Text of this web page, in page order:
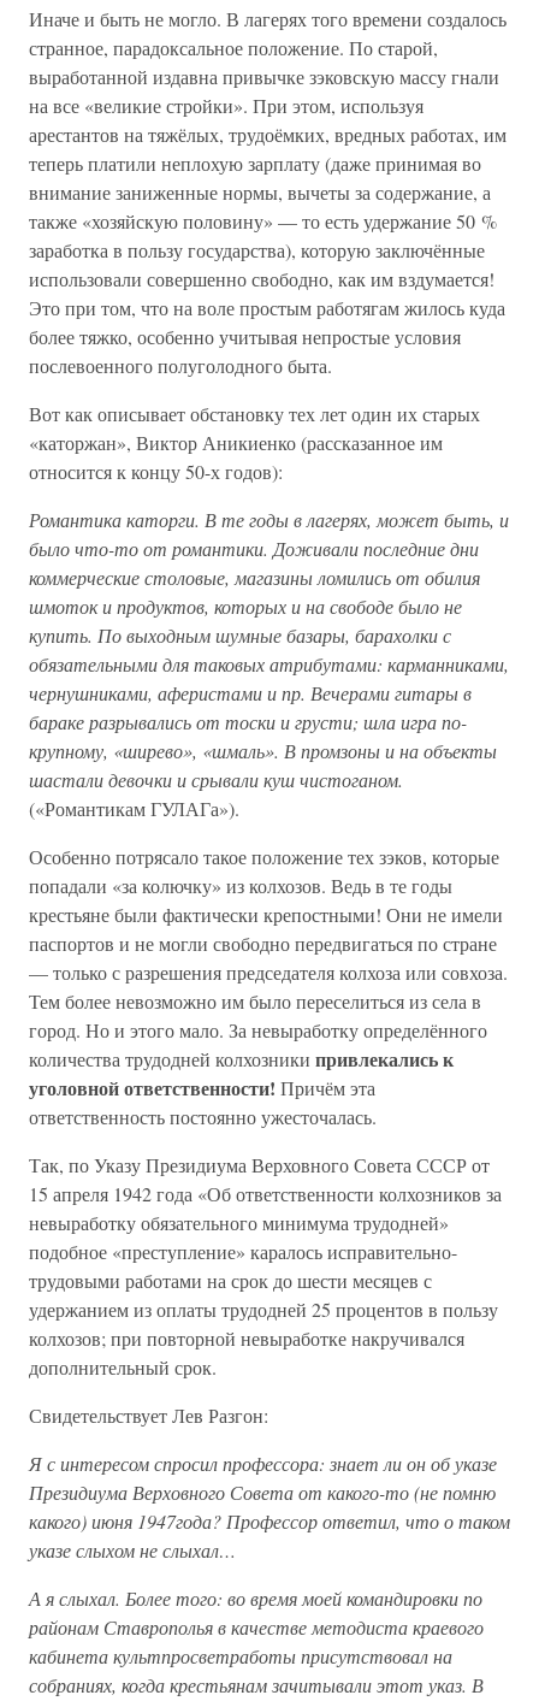
Иначе и быть не могло. В лагерях того времени создалось
странное, парадоксальное положение. По старой,
выработанной издавна привычке зэковскую массу гнали
на все «великие стройки». При этом, используя
арестантов на тяжёлых, трудоёмких, вредных работах, им
теперь платили неплохую зарплату (даже принимая во
внимание заниженные нормы, вычеты за содержание, а
также «хозяйскую половину» — то есть удержание 50 %
заработка в пользу государства), которую заключённые
использовали совершенно свободно, как им вздумается!
Это при том, что на воле простым работягам жилось куда
более тяжко, особенно учитывая непростые условия
послевоенного полуголодного быта.
Вот как описывает обстановку тех лет один их старых
«каторжан», Виктор Аникиенко (рассказанное им
относится к концу 50-х годов):
Романтика каторги. В те годы в лагерях, может быть, и
было что-то от романтики. Доживали последние дни
коммерческие столовые, магазины ломились от обилия
шмоток и продуктов, которых и на свободе было не
купить. По выходным шумные базары, барахолки с
обязательными для таковых атрибутами: карманниками,
чернушниками, аферистами и пр. Вечерами гитары в
бараке разрывались от тоски и грусти; шла игра по-
крупному, «ширево», «шмаль». В промзоны и на объекты
шастали девочки и срывали куш чистоганом.
(«Романтикам ГУЛАГа»).
Особенно потрясало такое положение тех зэков, которые
попадали «за колючку» из колхозов. Ведь в те годы
крестьяне были фактически крепостными! Они не имели
паспортов и не могли свободно передвигаться по стране
— только с разрешения председателя колхоза или совхоза.
Тем более невозможно им было переселиться из села в
город. Но и этого мало. За невыработку определённого
количества трудодней колхозники привлекались к
уголовной ответственности! Причём эта
ответственность постоянно ужесточалась.
Так, по Указу Президиума Верховного Совета СССР от
15 апреля 1942 года «Об ответственности колхозников за
невыработку обязательного минимума трудодней»
подобное «преступление» каралось исправительно-
трудовыми работами на срок до шести месяцев с
удержанием из оплаты трудодней 25 процентов в пользу
колхозов; при повторной невыработке накручивался
дополнительный срок.
Свидетельствует Лев Разгон:
Я с интересом спросил профессора: знает ли он об указе
Президиума Верховного Совета от какого-то (не помню
какого) июня 1947года? Профессор ответил, что о таком
указе слыхом не слыхал…
А я слыхал. Более того: во время моей командировки по
районам Ставрополья в качестве методиста краевого
кабинета культпросветработы присутствовал на
собраниях, когда крестьянам зачитывали этот указ. В